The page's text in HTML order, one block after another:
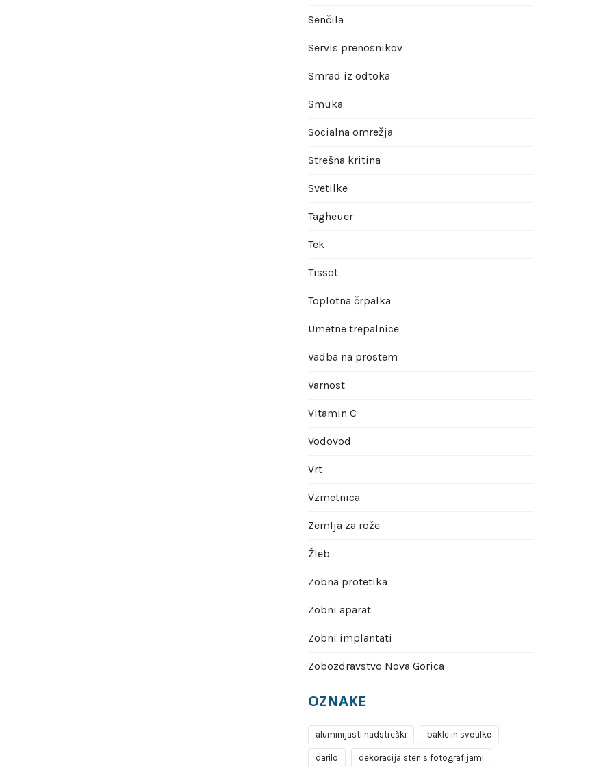
Senčila
Servis prenosnikov
Smrad iz odtoka
Smuka
Socialna omrežja
Strešna kritina
Svetilke
Tagheuer
Tek
Tissot
Toplotna črpalka
Umetne trepalnice
Vadba na prostem
Varnost
Vitamin C
Vodovod
Vrt
Vzmetnica
Zemlja za rože
Žleb
Zobna protetika
Zobni aparat
Zobni implantati
Zobozdravstvo Nova Gorica
OZNAKE
aluminijasti nadstreški bakle in svetilke
darilo dekoracija sten s fotografijami